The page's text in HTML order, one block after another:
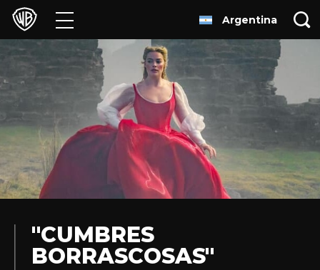
Películas
Series
Juegos y Aplicaciones
Franquicias
Colecciones
Experiencias
Argentina
"CUMBRES
BORRASCOSAS"